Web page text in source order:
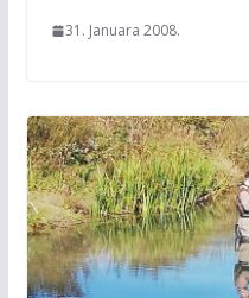
31. Januara 2008.